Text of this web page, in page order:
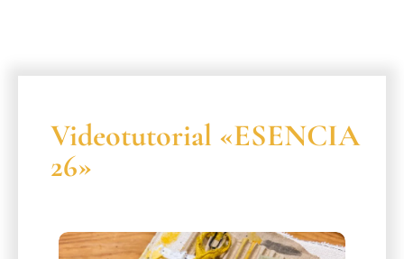
Videotutorial «ESENCIA
26»